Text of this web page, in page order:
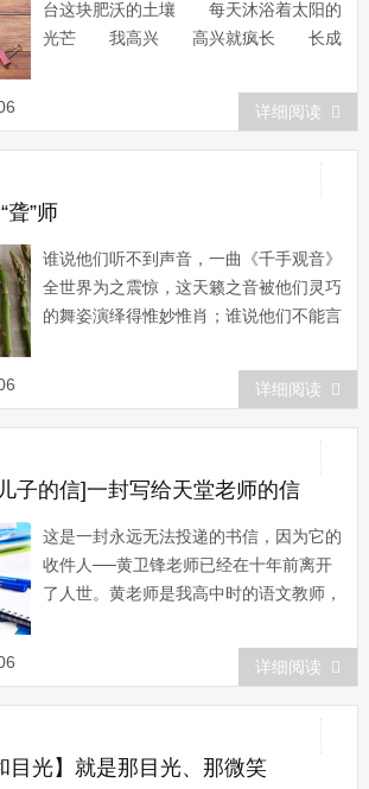
台这块肥沃的土壤 每天沐浴着太阳的
光芒 我高兴 高兴就疯长 长成
望 一轮 一轮 新鲜而明亮 把
我的一生照得晶莹而多芒 于是 便
有一株苍翠欲滴的希望 和 一轮喷薄
而出的理想 许个愿吧 对着太阳许
个愿吧 趁着年...
详细阅读
聋”师
谁说他们听不到声音，一曲《千手观音》
全世界为之震惊，这天籁之音被他们灵巧
的舞姿演绎得惟妙惟肖；谁说他们不能言
的音符，这是无声的语言，这是发自心灵
的声音。 他们走在人熙嘈杂的大街
上，你不会发现他们任何异样。同样的青
春，同样的朝气，健步如飞，神采飞扬。
但当你发现一声...
详细阅读
子的信]一封写给天堂老师的信
这是一封永远无法投递的书信，因为它的
收件人──黄卫锋老师已经在十年前离开
了人世。黄老师是我高中时的语文教师，
血，他永远的倒下了，从此不再站起来。
那年，还差9天就是他43周岁的生
日。 记得那天上午，黄老师给我们上
好语文课，还摸过一生病同学的额头，看
他发不发烧，并叮...
详细阅读
目光】就是那目光、那微笑